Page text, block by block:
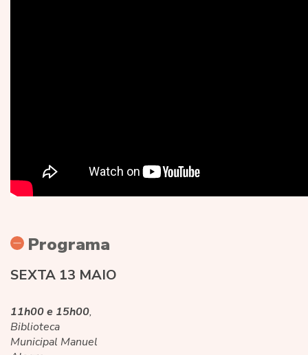
Programa
SEXTA 13 MAIO
11h00 e 15h00,
Biblioteca
Municipal Manuel